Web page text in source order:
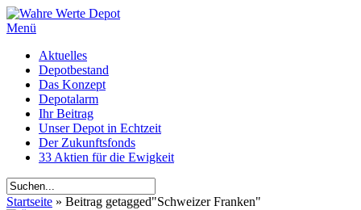
Menü
Aktuelles
Depotbestand
Das Konzept
Depotalarm
Ihr Beitrag
Unser Depot in Echtzeit
Der Zukunftsfonds
33 Aktien für die Ewigkeit
Startseite » Beitrag getagged"Schweizer Franken"